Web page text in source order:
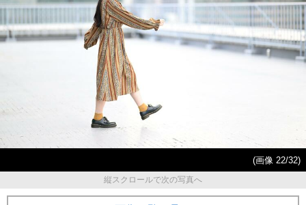
(画像 22/32)
縦スクロールで次の写真へ